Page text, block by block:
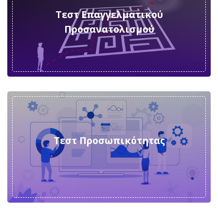
Τεστ Επαγγελματικού
Προσανατολισμού
Τεστ Προσωπικότητας